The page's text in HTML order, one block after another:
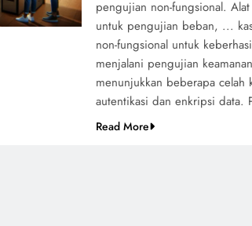
pengujian non-fungsional.
untuk pengujian beban, ...
non-fungsional untuk
menjalani pengujian
menunjukkan beberapa celah
autentikasi dan enkripsi data.
Read More